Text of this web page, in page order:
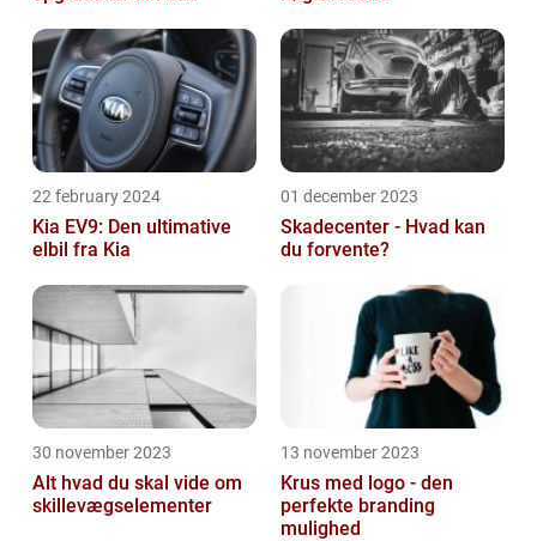
22 february 2024
Kia EV9: Den ultimative
elbil fra Kia
01 december 2023
Skadecenter - Hvad kan
du forvente?
30 november 2023
Alt hvad du skal vide om
skillevægselementer
13 november 2023
Krus med logo - den
perfekte branding
mulighed